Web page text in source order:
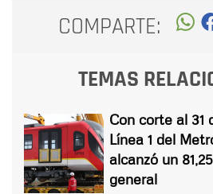
COMPARTE:
TEMAS
Con corte al 31
Línea 1 del
alcanzó un
general